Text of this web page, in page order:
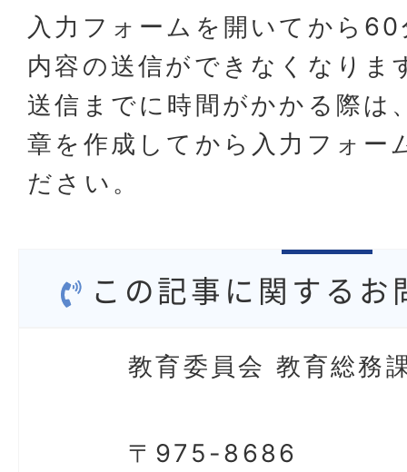
入力フォームを開いてから
内容の送信ができなくなりま
送信までに時間がかかる際は
章を作成してから入力フォー
ださい。
この記事に関するお
教育委員会 教育総務
〒975-8686